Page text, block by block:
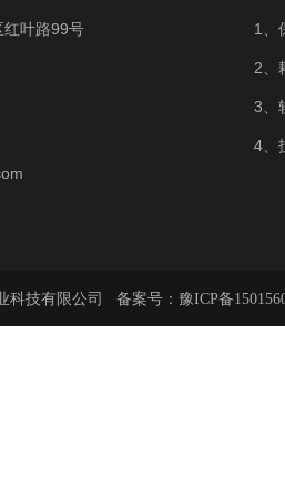
红叶路99号 1、
2、
3、
4、
科技有限公司 备案号： 豫ICP备